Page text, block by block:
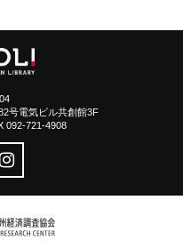
号電気ビル共創館3F
092-721-4908